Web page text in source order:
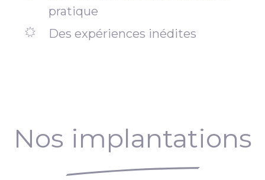
pratique
Des expériences inédites
Nos implantations